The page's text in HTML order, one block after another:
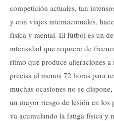
competición actuales, tan
y con viajes internacionales,
física y mental. El fútbol es un
intensidad que requiere de
ritmo que produce alteraciones
precisa al menos 72 horas para
muchas ocasiones no se
un mayor riesgo de lesión en los
va acumulando la fatiga física y